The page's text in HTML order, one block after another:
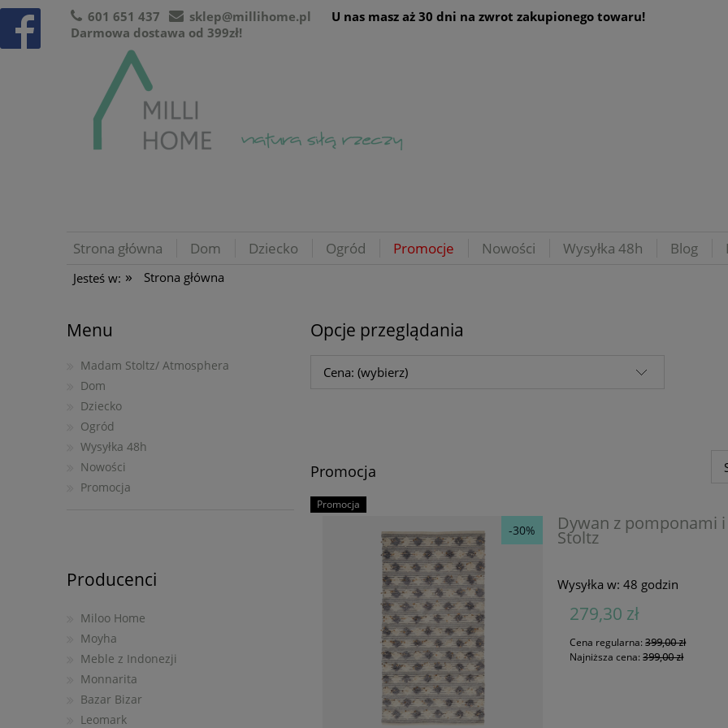
601 651 437
sklep@millihome.pl
Darmowa dostawa od 399zł!
U nas masz aż 30 dni na zwrot zakupionego towaru!
Strona główna Dom Dziecko Ogród Promocje Nowości Wysyłka 48h Blog
Jesteś w: » Strona główna
Menu
Madam Stoltz/ Atmosphera
Dom
Dziecko
Ogród
Wysyłka 48h
Nowości
Promocja
Producenci
Miloo Home
Moyha
Meble z Indonezji
Monnarita
Bazar Bizar
Leomark
Opcje przeglądania
Cena: (wybierz)
Promocja
-30% Dywan z pomponami
Stoltz
Wysyłka w: 48 godzin
279,30 zł
Cena regularna:399,00 zł
Najniższa cena:399,00 zł
Promocja